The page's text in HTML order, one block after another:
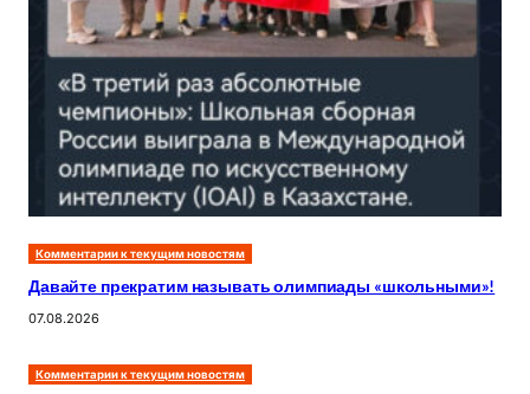
Комментарии к текущим новостям
Давайте прекратим называть олимпиады «школьными»!
07.08.2026
Комментарии к текущим новостям